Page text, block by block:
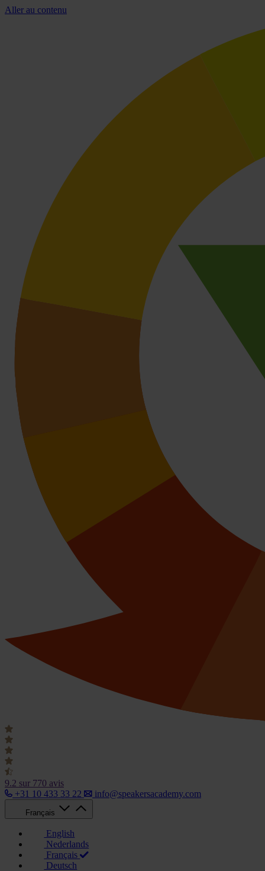
Aller au contenu
9.2 sur 770 avis
+31 10 433 33 22
info@speakersacademy.com
Français
English
Nederlands
Français
Deutsch